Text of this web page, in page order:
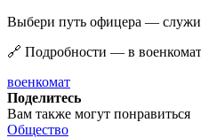
Выбери путь офицера —
🔗 Подробности — в
военкомат
Поделитесь
Вам также могут понравиться
Общество